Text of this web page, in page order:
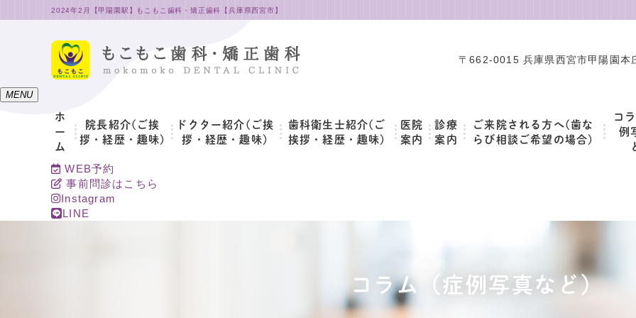
2024年2月【甲陽園駅】もこもこ歯科・矯正歯科【兵庫県西宮市】
〒662-0015 兵庫県西宮市甲陽園本
MENU
ホ
ー
ム
院長紹介(ご挨
拶・経歴・趣味)
ドクター紹介(ご挨
拶・経歴・趣味)
歯科衛生士紹介(ご
挨拶・経歴・趣味)
医院
案内
診療
案内
ご来院される方へ(歯な
らび相談ご希望の場合)
コ
例
WEB予約
事前問診はこちら
Instagram
LINE
コラム（症例写真など）